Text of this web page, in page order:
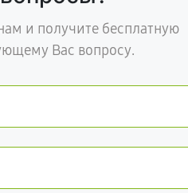
и получите бесплатную
Вас вопросу.